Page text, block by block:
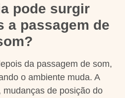
pode surgir
a passagem de
da passagem de som,
o ambiente muda. A
mudanças de posição do